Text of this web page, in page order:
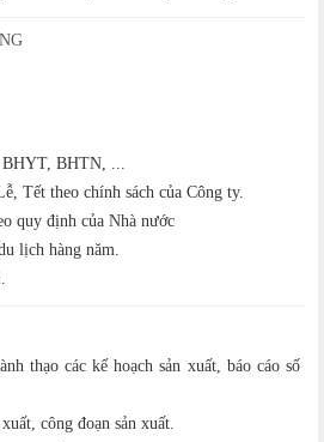
BHYT, BHTN, ...
Tết theo chính sách của Công ty.
quy định của Nhà nước
lịch hàng năm.
thạo các kế hoạch sản xuất, báo cáo số
công đoạn sản xuất.